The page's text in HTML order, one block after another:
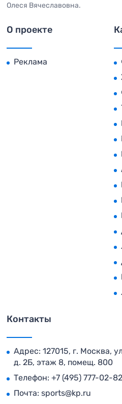
Олеся Вячеславовна.
О проекте
Реклама
Контакты
Адрес: 127015, г. Москва,
д. 2Б, этаж 8, помещ. 800
Телефон: +7 (495) 777-02-82
Почта: sports@kp.ru